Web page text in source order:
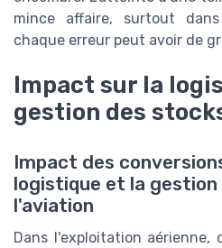
mince affaire, surtout
chaque erreur peut avoir de
Impact sur la
gestion des
Impact des
logistique et la
l'aviation
Dans l'exploitation aérienne,